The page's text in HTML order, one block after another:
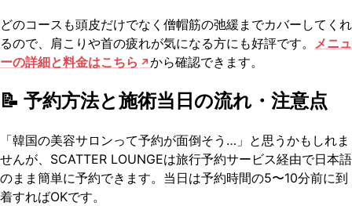
どのコースも頭皮だけでなく僧帽筋の弛緩までカバーしてくれ
るので、肩こりや首の疲れが気になる方にも好評です。
メニュ
ーの詳細と料金はこちら
から確認できます。
📝 予約方法と施術当日の流れ・注意点
「韓国の美容サロンって予約が面倒そう…」と思うかもしれま
せんが、SCATTER LOUNGEは旅行予約サービス経由で日本語
のまま簡単に予約できます。当日は予約時間の5〜10分前に到
着すればOKです。